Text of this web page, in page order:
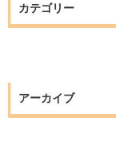
カテゴリー
アーカイブ